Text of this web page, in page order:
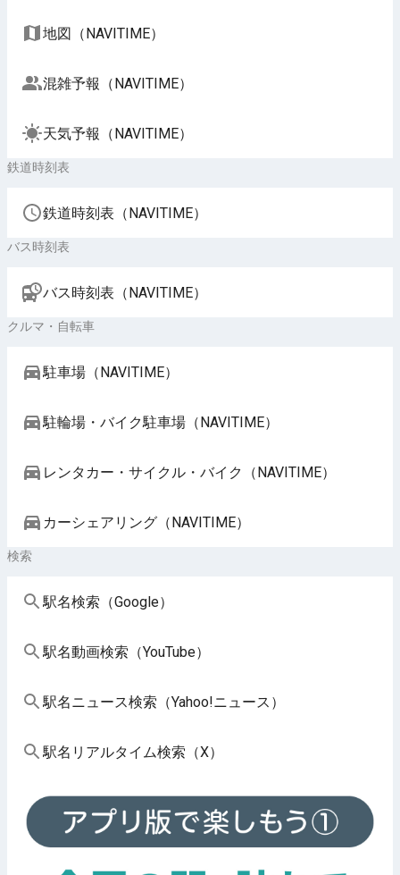
地図（NAVITIME）
混雑予報（NAVITIME）
天気予報（NAVITIME）
鉄道時刻表
鉄道時刻表（NAVITIME）
バス時刻表
バス時刻表（NAVITIME）
クルマ・自転車
駐車場（NAVITIME）
駐輪場・バイク駐車場（NAVITIME）
レンタカー・サイクル・バイク（NAVITIME）
カーシェアリング（NAVITIME）
検索
駅名検索（Google）
駅名動画検索（YouTube）
駅名ニュース検索（Yahoo!ニュース）
駅名リアルタイム検索（X）